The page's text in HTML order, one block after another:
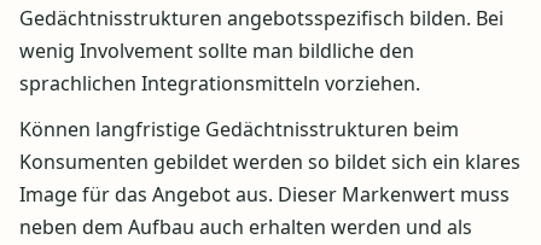
Gedächtnisstrukturen angebotsspezifisch bilden. Bei
wenig Involvement sollte man bildliche den
sprachlichen Integrationsmitteln vorziehen.
Können langfristige Gedächtnisstrukturen beim
Konsumenten gebildet werden so bildet sich ein klares
Image für das Angebot aus. Dieser Markenwert muss
neben dem Aufbau auch erhalten werden und als